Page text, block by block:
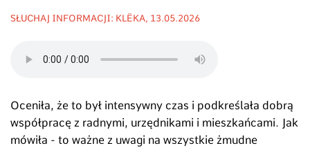
SŁUCHAJ INFORMACJI: KLËKA, 13.05.2026
Oceniła, że to był intensywny czas i podkreślała dobrą
współpracę z radnymi, urzędnikami i mieszkańcami. Jak
mówiła - to ważne z uwagi na wszystkie żmudne